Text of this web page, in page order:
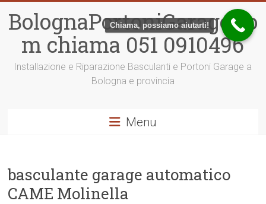
contenuto
BolognaPortoniGarage.co
m chiama 051 0910496
Installazione e Riparazione Basculanti e Portoni Garage a
Bologna e provincia
Menu
basculante garage automatico
CAME Molinella
Chiama, possiamo aiutarti!